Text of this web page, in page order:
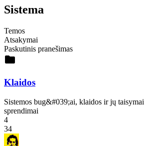
Sistema
Temos
Atsakymai
Paskutinis pranešimas
folder
Klaidos
Sistemos bug&#039;ai, klaidos ir jų
sprendimai
4
34